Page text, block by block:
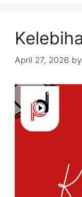
April 27, 2026 by